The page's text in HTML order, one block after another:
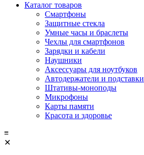
Каталог товаров
Смартфоны
Защитные стекла
Умные часы и браслеты
Чехлы для смартфонов
Зарядки и кабели
Наушники
Аксессуары для ноутбуков
Автодержатели и подставки
Штативы-моноподы
Микрофоны
Карты памяти
Красота и здоровье
≡
✕